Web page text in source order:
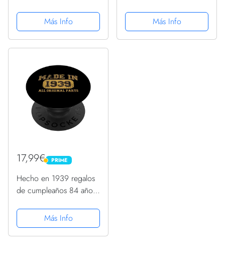
PopSockets PopGrip
Intercambiable
Más Info
PopSockets PopGrip
Intercambiable
Más Info
17,99€ PRIME
PRIME
Hecho en 1939 regalos
de cumpleaños 84 años
PopSockets PopGrip
Intercambiable
Más Info